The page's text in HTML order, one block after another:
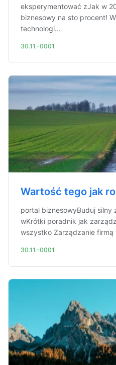
eksperymentować zJak w
biznesowy na sto procent!
technologi...
30.11.-0001
Wartość tego jak
portal biznesowyBuduj silny
wKrótki poradnik jak
wszystko Zarządzanie firmą
30.11.-0001